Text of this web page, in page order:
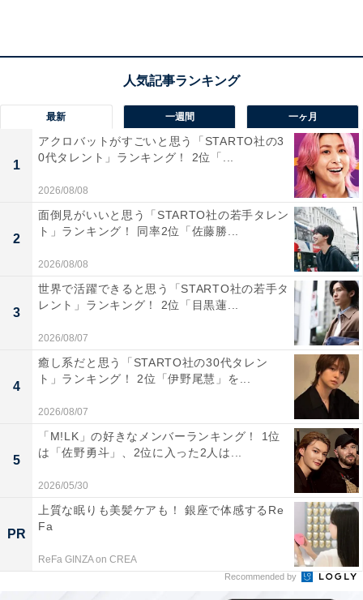
「最近、なかなか動物園でのんびりする時間がない
埼玉県）
「日本の有名な動物園は色々いっているけどここは
まだなので本当に行きたい。入園料も安いようなの
で子連れで気軽に行けるのもいい」（40代女性／富
山県）
1位：あべのハルカス／128票
最新 一週間 一ヶ月
1
アクロバットがすごいと思う「STARTO社の3
0代タレント」ランキング！ 2位「...
2026/08/08
2
面倒見がいいと思う「STARTO社の若手タレン
ト」ランキング！ 同率2位「佐藤勝...
2026/08/08
3
世界で活躍できると思う「STARTO社の若手タ
レント」ランキング！ 2位「目黒蓮...
2026/08/07
4
癒し系だと思う「STARTO社の30代タレン
ト」ランキング！ 2位「伊野尾慧」を...
2026/08/07
5
「M!LK」の好きなメンバーランキング！ 1位
は「佐野勇斗」、2位に入った2人は...
2026/05/30
PR
上質な眠りも美髪ケアも！ 銀座で体感するRe
Fa
ReFa GINZA on CREA
Recommended by